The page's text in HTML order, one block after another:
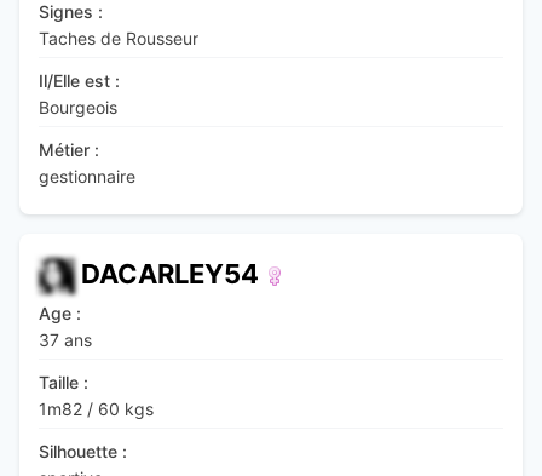
Signes :
Taches de Rousseur
Il/Elle est :
Bourgeois
Métier :
gestionnaire
DACARLEY54
Age :
37 ans
Taille :
1m82 / 60 kgs
Silhouette :